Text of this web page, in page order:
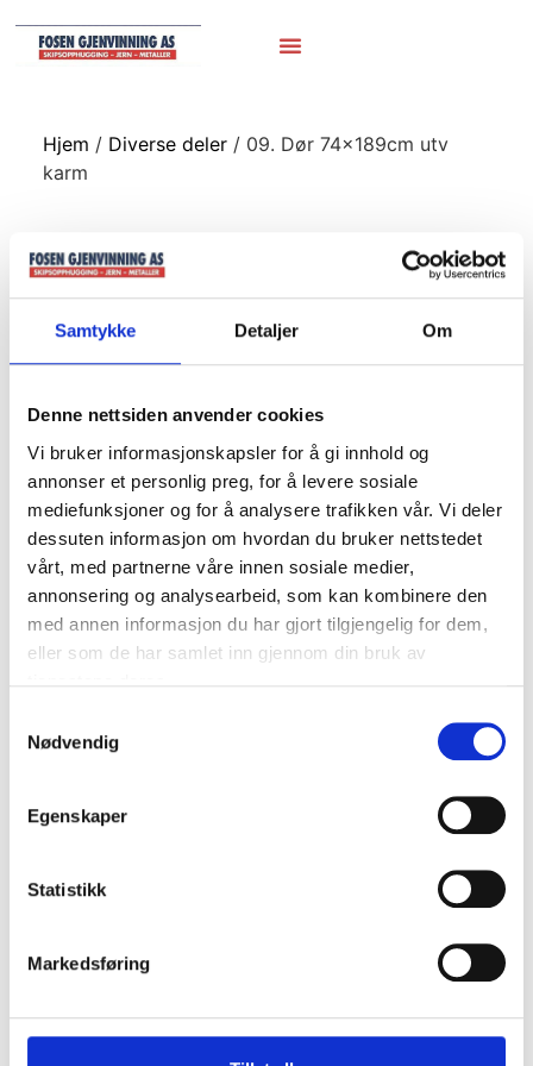
Samtykke Detaljer Om
Denne nettsiden anvender cookies
Vi bruker informasjonskapsler for å gi innhold og
annonser et personlig preg, for å levere sosiale
mediefunksjoner og for å analysere trafikken vår. Vi deler
dessuten informasjon om hvordan du bruker nettstedet
vårt, med partnerne våre innen sosiale medier,
annonsering og analysearbeid, som kan kombinere den
med annen informasjon du har gjort tilgjengelig for dem,
eller som de har samlet inn gjennom din bruk av
Nødvendig
Egenskaper
Statistikk
Markedsføring
Hjem / Diverse deler/ 09. Dør 74x189cm utv
karm
09. Dør 74x189cm
utv karm